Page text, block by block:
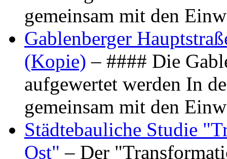
gemeinsam mit den
Gablenberger
(Kopie) – #### Die
aufgewertet werden In
gemeinsam mit den
Städtebauliche Studie
Ost" – Der